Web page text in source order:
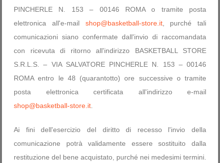
PINCHERLE N. 153 – 00146 ROMA o tramite posta
elettronica all'e-mail shop@basketball-store.it, purché tali
comunicazioni siano confermate dall'invio di raccomandata
con ricevuta di ritorno all'indirizzo BASKETBALL STORE
S.R.L.S. – VIA SALVATORE PINCHERLE N. 153 – 00146
ROMA entro le 48 (quarantotto) ore successive o tramite
posta elettronica certificata all'indirizzo e-mail
shop@basketball-store.it
Ai fini dell'esercizio del diritto di recesso l'invio della
comunicazione potrà validamente essere sostituito dalla
restituzione del bene acquistato, purché nei medesimi termini.